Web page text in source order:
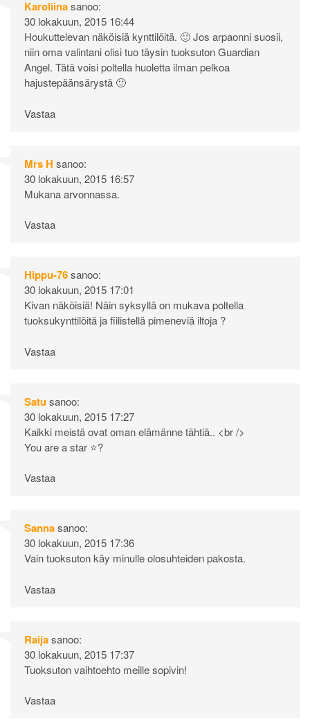
Karoliinasanoo:
30 lokakuun, 2015 16:44
Houkuttelevan näköisiä kynttilöitä. 🙂 Jos arpaonni suosii,
niin oma valintani olisi tuo täysin tuoksuton Guardian
Angel. Tätä voisi poltella huoletta ilman pelkoa
hajustepäänsärystä 🙂
Vastaa
Mrs H sanoo:
30 lokakuun, 2015 16:57
Mukana arvonnassa.
Vastaa
Hippu-76sanoo:
30 lokakuun, 2015 17:01
Kivan näköisiä! Näin syksyllä on mukava poltella
tuoksukynttilöitä ja fiilistellä pimeneviä iltoja ?
Vastaa
Satusanoo:
30 lokakuun, 2015 17:27
Kaikki meistä ovat oman elämänne tähtiä.. <br />
You are a star ⭐️?
Vastaa
Sannasanoo:
30 lokakuun, 2015 17:36
Vain tuoksuton käy minulle olosuhteiden pakosta.
Vastaa
Raijasanoo:
30 lokakuun, 2015 17:37
Tuoksuton vaihtoehto meille sopivin!
Vastaa